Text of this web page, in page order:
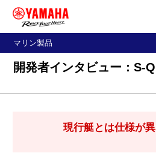
マリン製品
開発者インタビュー：S-
現行艇とは仕様が異